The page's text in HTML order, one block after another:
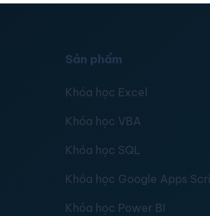
Sản phẩm
Khóa học Excel
Khóa học VBA
Khóa học SQL
Khóa học Google Apps
Khóa học Power BI